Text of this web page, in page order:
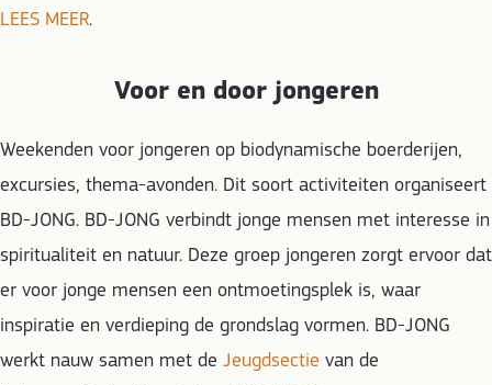
LEES MEER.
Voor en door jongeren
Weekenden voor jongeren op biodynamische boerderijen,
excursies, thema-avonden. Dit soort activiteiten organiseert
BD-JONG. BD-JONG verbindt jonge mensen met interesse in
spiritualiteit en natuur. Deze groep jongeren zorgt ervoor dat
er voor jonge mensen een ontmoetingsplek is, waar
inspiratie en verdieping de grondslag vormen. BD-JONG
werkt nauw samen met de Jeugdsectie van de